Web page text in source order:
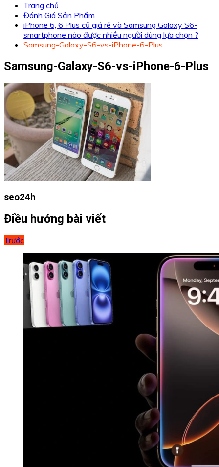
Trang chủ
Đánh Giá Sản Phẩm
iPhone 6, 6 Plus cũ giá rẻ và Samsung Galaxy S6-
smartphone nào được nhiều người dùng lựa chọn ?
Samsung-Galaxy-S6-vs-iPhone-6-Plus
Samsung-Galaxy-S6-vs-iPhone-6-Plus
seo24h
Điều hướng bài viết
Trước